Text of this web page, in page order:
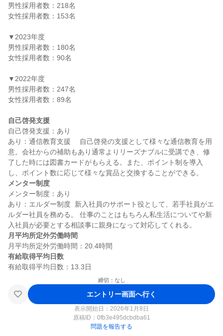
男性採用者数：218名
女性採用者数：153名
▼2023年度
男性採用者数：180名
女性採用者数：90名
▼2022年度
男性採用者数：247名
女性採用者数：89名
自己啓発支援
自己啓発支援：あり
あり：通信教育支援　 自己啓発の支援として様々な通信教育を用
意。会社からの補助もあり通常よりリーズナブルに受講でき、修
了した時には図書カードがもらえる。また、ポイント制を導入
メンター制度
メンター制度：あり
あり：エルダー制度  新入社員のサポート役として、若手社員がエ
ルダー社員を務める。 仕事のことはもちろん私生活についてや新
月平均所定外労働時間
有給取得平均日数
締切：なし
エントリー画面へ行く
表示開始日：2026年1月8日
原稿ID： 0fb3e495dcbdba61
問題を報告する